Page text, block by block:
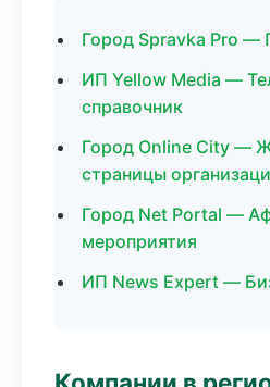
Город Spravka Pro —
ИП Yellow Media —
справочник
Город Online City —
страницы
Город Net Portal —
мероприятия
ИП News Expert —